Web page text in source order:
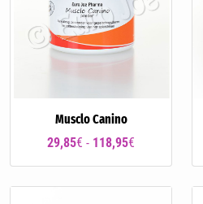
Musclo Canino
29,85€ - 118,95€